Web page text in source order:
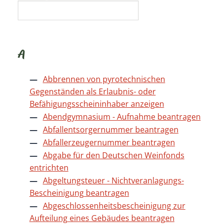
A
Abbrennen von pyrotechnischen
Gegenständen als Erlaubnis- oder
Befähigungsscheininhaber anzeigen
Abendgymnasium - Aufnahme beantragen
Abfallentsorgernummer beantragen
Abfallerzeugernummer beantragen
Abgabe für den Deutschen Weinfonds
entrichten
Abgeltungsteuer - Nichtveranlagungs-
Bescheinigung beantragen
Abgeschlossenheitsbescheinigung zur
Aufteilung eines Gebäudes beantragen